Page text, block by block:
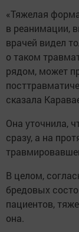
«Тяжелая
в реанимации,
врачей видел
о таком
рядом, может
сказала
Она уточнила,
сразу, а на
В целом,
бредовых
пациентов,
она.